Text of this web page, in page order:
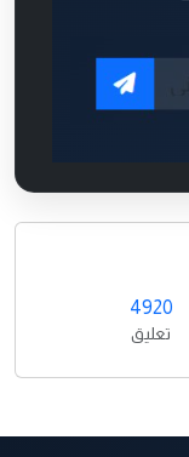
4920
تعليق